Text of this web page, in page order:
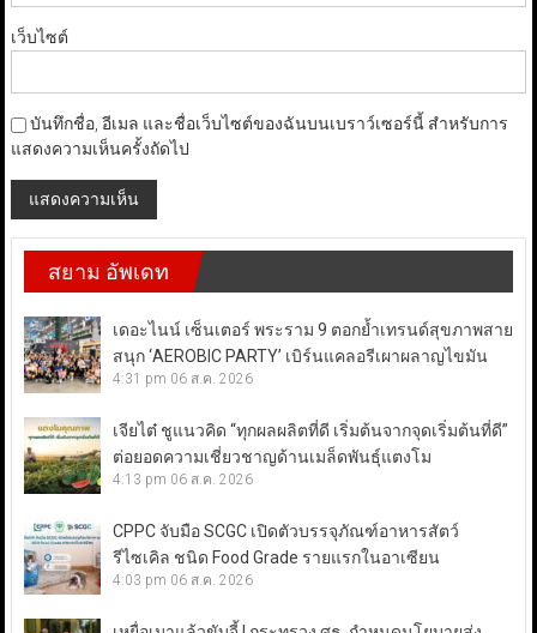
เว็บไซต์
บันทึกชื่อ, อีเมล และชื่อเว็บไซต์ของฉันบนเบราว์เซอร์นี้ สำหรับการ
แสดงความเห็นครั้งถัดไป
สยาม อัพเดท
เดอะไนน์ เซ็นเตอร์ พระราม 9 ตอกย้ำเทรนด์สุขภาพสาย
สนุก ‘AEROBIC PARTY’ เบิร์นแคลอรีเผาผลาญไขมัน
4:31 pm 06 ส.ค. 2026
เจียไต๋ ชูแนวคิด “ทุกผลผลิตที่ดี เริ่มต้นจากจุดเริ่มต้นที่ดี”
ต่อยอดความเชี่ยวชาญด้านเมล็ดพันธุ์แตงโม
4:13 pm 06 ส.ค. 2026
CPPC จับมือ SCGC เปิดตัวบรรจุภัณฑ์อาหารสัตว์
รีไซเคิล ชนิด Food Grade รายแรกในอาเซียน
4:03 pm 06 ส.ค. 2026